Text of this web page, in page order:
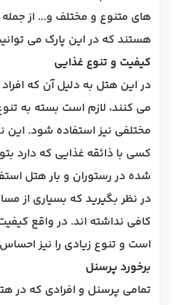
های متنوع و مختلف و... از
هستند که در این پارک می
کیفیت و تنوع غذایی
در این هتل به دلیل آن که
می کنند، لازم است بسته به
مختلفی نیز استفاده شود.
کسی با ذائقه غذایی که دارد
شده در رستوران و بار هتل
در نظر بگیرید که بسیاری از
کافی نداشته اند. در واقع
است و تنوع زیادی را نیز
برخورد پرسنل
تمامی پرسنل و افرادی که در